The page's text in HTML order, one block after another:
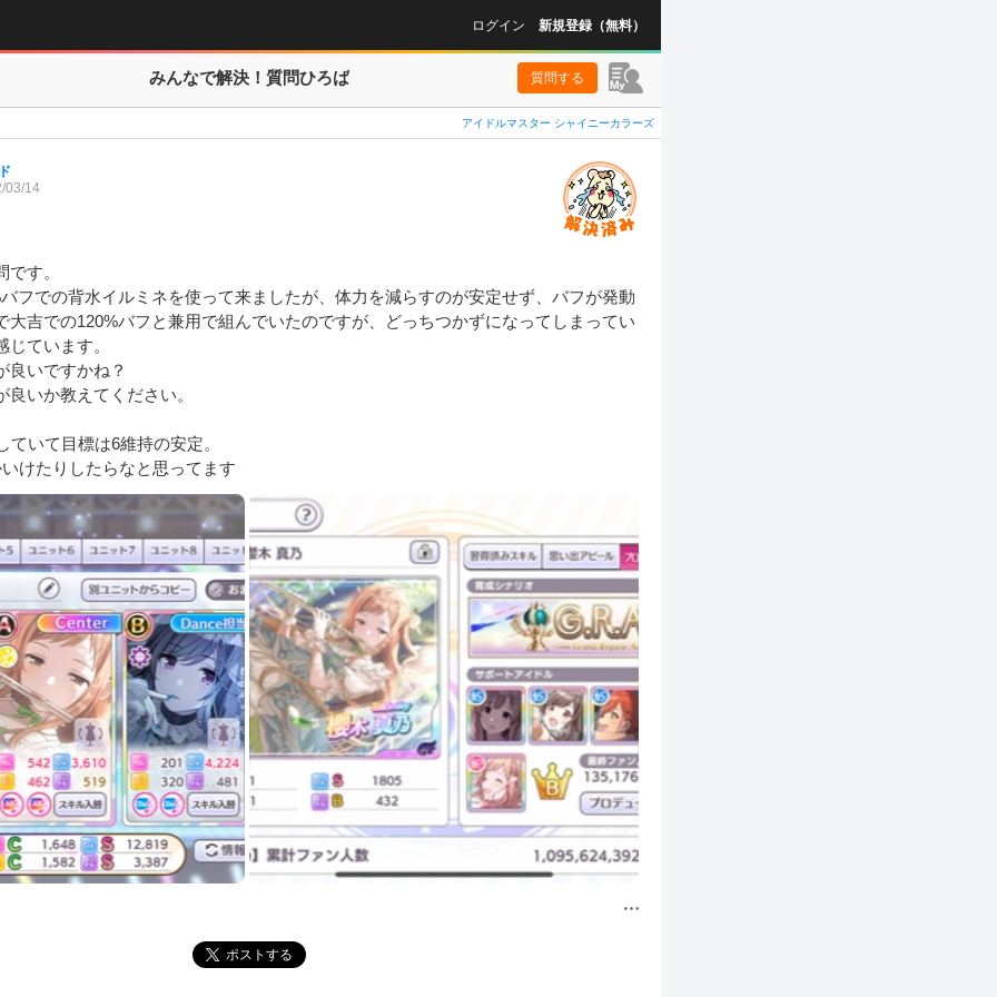
ログイン 新規登録（無料）
みんなで解決！ 質問ひろば 質問する
アイドルマスター シャイニーカラーズ
03/14
す。
フでの背水イルミネを使って来ましたが、体力を減らすのが安定せず、バフが発動
大吉での120%バフと兼用で組んでいたのですが、どっちつかずになってしまってい
ています。
良いですかね？
いか教えてください。
ていて目標は6維持の安定。
ポストする